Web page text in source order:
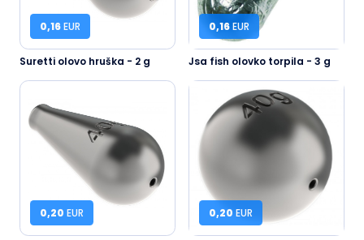
0,16EUR
Suretti olovo hruška - 2 g
0,16EUR
Jsa fish olovko torpila - 3 g
0,20 EUR 0,20 EUR